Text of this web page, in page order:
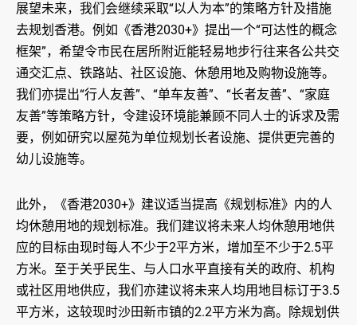
展望未来，我们会继续采取“以人为本”的策略方针及措施
去规划香港。例如《香港2030+》提出一个“可达性的概念
框架”，希望令市民在居所附近能轻易地步行往来各公共交
通交汇点、铁路站、社区设施、休憩用地及购物设施等。
我们亦提出“行人友善”、“单车友善”、“长者友善”、“家庭
友善”等策略方针，令建设环境能兼顾不同人士的诉求及需
要，例如研究以屋苑为单位规划长者设施、提供更完善的
幼儿设施等。
此外，《香港2030+》建议适当提高《规划标准》内的人
均休憩用地的规划标准。我们建议将未来人均休憩用地供
应的目标由现时每人不少于2平方米，增加至不少于2.5平
方米。至于关乎民生、与人口水平直接有关的政府、机构
或社区用地供应，我们亦建议将未来人均用地目标订于3.5
平方米，这较现时沙田新市镇的2.2平方米为高。除规划供